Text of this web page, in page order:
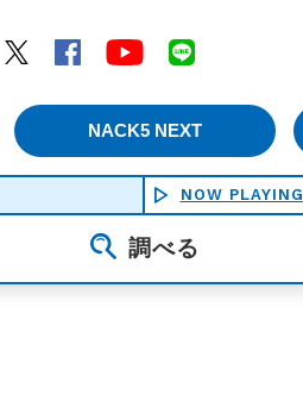
Twitter
Facebook YouTube
NACK5 NEXT
NOW PLAYING
調べる